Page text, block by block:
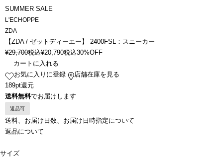
SUMMER SALE
L'ECHOPPE
ZDA
【ZDA / ゼットディーエー】 2400FSL：スニーカー
¥29,700税込¥20,790税込30%OFF
カートに入れる
お気に入りに登録
店舗在庫を見る
189pt還元
送料無料でお届けします
返品可
送料、お届け日数、お届け日時指定について
返品について
サイズ